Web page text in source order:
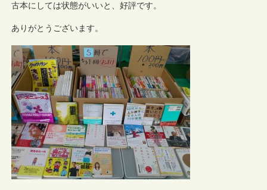
古本にしては状態がいいと、好評です。
ありがとうございます。